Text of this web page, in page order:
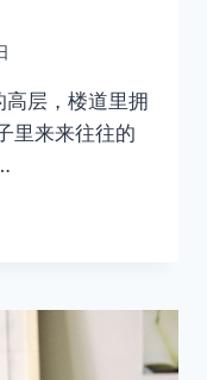
层，楼道里拥
里来来往往的